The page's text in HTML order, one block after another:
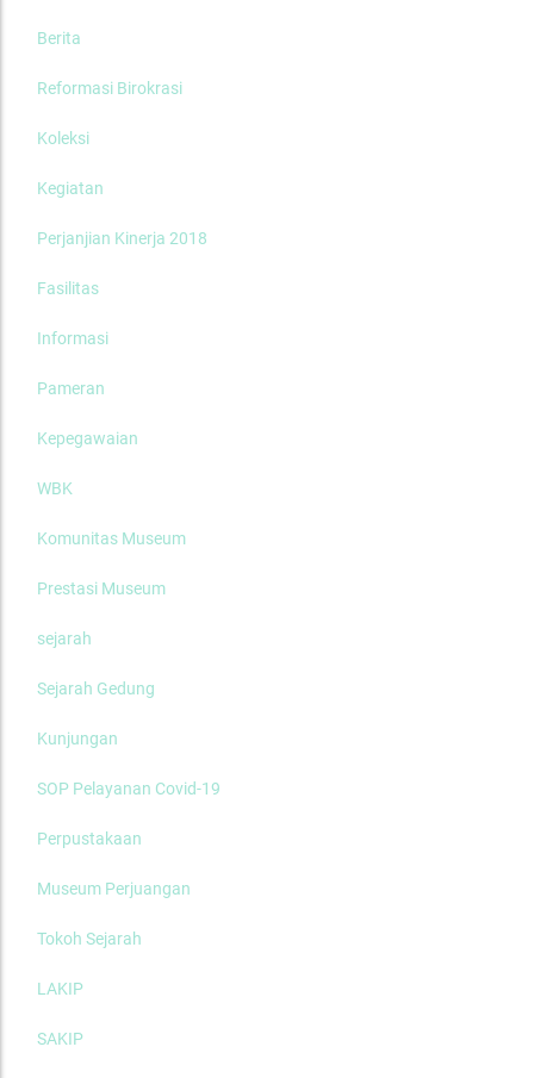
Berita
Reformasi Birokrasi
Koleksi
Kegiatan
Perjanjian Kinerja 2018
Fasilitas
Informasi
Pameran
Kepegawaian
WBK
Komunitas Museum
Prestasi Museum
sejarah
Sejarah Gedung
Kunjungan
SOP Pelayanan Covid-19
Perpustakaan
Museum Perjuangan
Tokoh Sejarah
LAKIP
SAKIP